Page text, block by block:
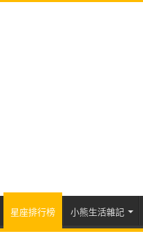
星座排行榜 小熊生活雜記